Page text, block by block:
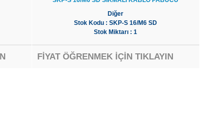
Diğer
Stok Kodu : SKP-S 16/M6 SD
Stok Miktarı : 1
FİYAT ÖĞRENMEK İÇİN TIKLAYIN